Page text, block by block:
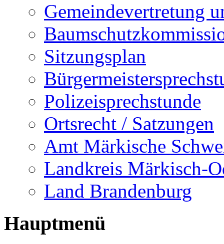
Gemeindevertretung
Sitzungsplan
Polizeisprechstunde
Ortsrecht / Satzungen
Amt Märkische
Landkreis Märkisch-
Land Brandenburg
Hauptmenü